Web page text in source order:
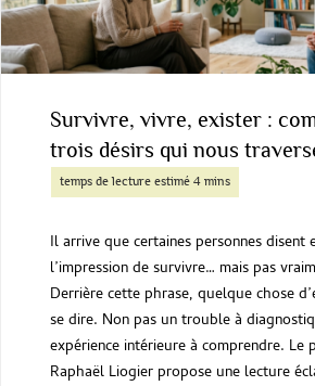
Hercule,
Ashitaka
guerre
soi-
même
Survivre, vivre, exister :
trois désirs qui nous
Il arrive que certaines personnes disent
l’impression de survivre… mais pas
Derrière cette phrase, quelque chose
se dire. Non pas un trouble à
expérience intérieure à comprendre. Le
Raphaël Liogier propose une lecture